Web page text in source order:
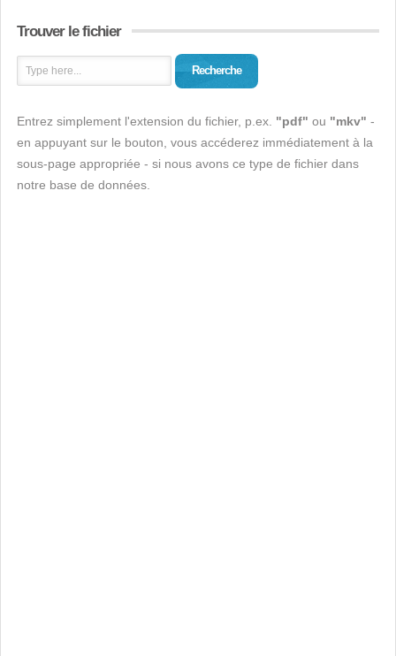
Trouver le fichier
Recherche
Entrez simplement l'extension du fichier, p.ex. "pdf" ou "mkv" -
en appuyant sur le bouton, vous accéderez immédiatement à la
sous-page appropriée - si nous avons ce type de fichier dans
notre base de données.